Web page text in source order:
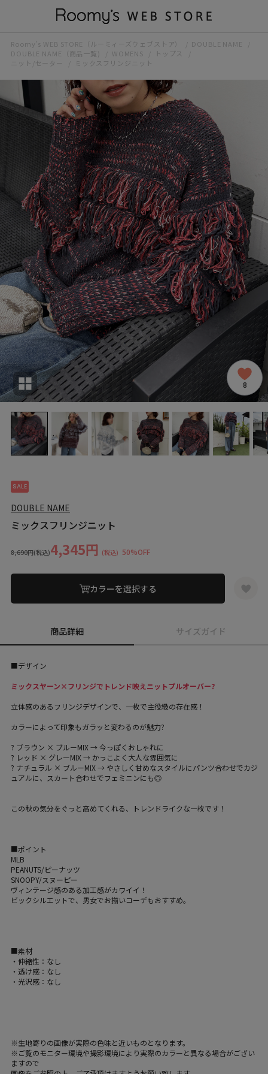
Roomy’s WEB STORE（ルーミィーズウェブストア）
DOUBLE NAME
DOUBLE NAME（商品一覧)
WOMENS
トップス
ニット/セーター
ミックスフリンジニット
8
SALE
DOUBLE NAME
ミックスフリンジニット
8,690円(税込)4,345円 (税込) 50%OFF
カラーを選択する
商品詳細 サイズガイド
■デザイン
ミックスヤーン×フリンジでトレンド映えニットプルオーバー?
立体感のあるフリンジデザインで、一枚で主役級の存在感！
カラーによって印象もガラッと変わるのが魅力?
? ブラウン × ブルーMIX → 今っぽくおしゃれに
? レッド × グレーMIX → かっこよく大人な雰囲気に
? ナチュラル × ブルーMIX → やさしく甘めなスタイルにパンツ合わせでカジ
ュアルに、スカート合わせでフェミニンにも◎
この秋の気分をぐっと高めてくれる、トレンドライクな一枚です！
■ポイント
MLB
PEANUTS/ピーナッツ
SNOOPY/スヌーピー
ヴィンテージ感のある加工感がカワイイ！
ビックシルエットで、男女でお揃いコーデもおすすめ。
■素材
・伸縮性：なし
・透け感：なし
・光沢感：なし
※生地寄りの画像が実際の色味と近いものとなります。
※ご覧のモニター環境や撮影環境により実際のカラーと異なる場合がござい
ますので